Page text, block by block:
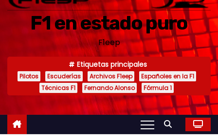
i
F1 en estado puro
F1eep
Etiquetas principales
Pilotos Escuderías Archivos F1eep
Españoles en la F1
Técnicas F1
Fernando Alonso Fórmula 1